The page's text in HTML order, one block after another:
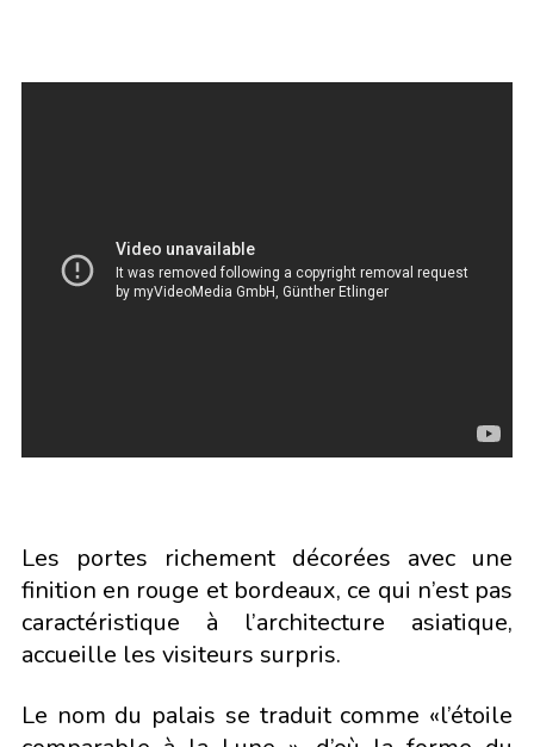
Les portes richement décorées avec une
finition en rouge et bordeaux, ce qui n’est pas
caractéristique à l’architecture asiatique,
accueille les visiteurs surpris.
Le nom du palais se traduit comme «l’étoile